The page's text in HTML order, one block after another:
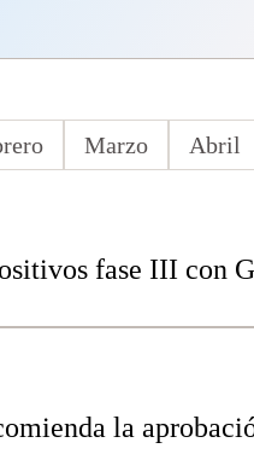
Marzo Abril
fase III con
la